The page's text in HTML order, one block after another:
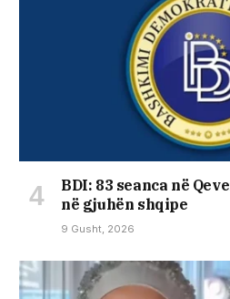
BDI: 83 seanca në
në gjuhën shqipe
9 Gusht, 2026